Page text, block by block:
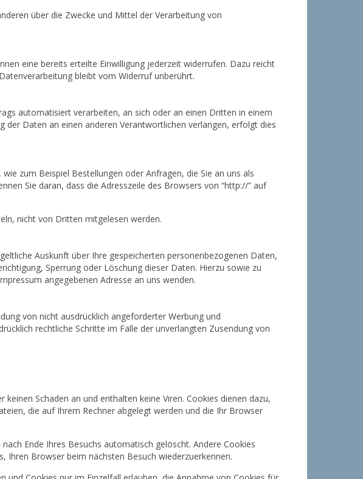
über die Zwecke und Mittel der Verarbeitung von
eine bereits erteilte Einwilligung jederzeit widerrufen. Dazu reicht
bleibt vom Widerruf unberührt.
automatisiert verarbeiten, an sich oder an einen Dritten in einem
der Daten an einen anderen Verantwortlichen verlangen, erfolgt dies
zum Beispiel Bestellungen oder Anfragen, die Sie an uns als
Sie daran, dass die Adresszeile des Browsers von “http://” auf
nicht von Dritten mitgelesen werden.
Auskunft über Ihre gespeicherten personenbezogenen Daten,
Sperrung oder Löschung dieser Daten. Hierzu sowie zu
angegebenen Adresse an uns wenden.
von nicht ausdrücklich angeforderter Werbung und
rechtliche Schritte im Falle der unverlangten Zusendung von
Schaden an und enthalten keine Viren. Cookies dienen dazu,
die auf Ihrem Rechner abgelegt werden und die Ihr Browser
Ende Ihres Besuchs automatisch gelöscht. Andere Cookies
Ihren Browser beim nächsten Besuch wiederzuerkennen.